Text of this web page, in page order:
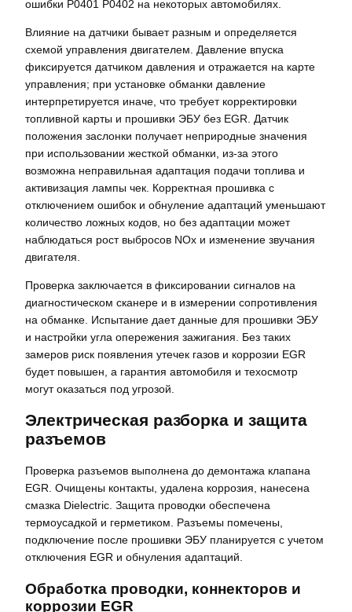
ошибки P0401 P0402 на некоторых автомобилях.
Влияние на датчики бывает разным и определяется
схемой управления двигателем. Давление впуска
фиксируется датчиком давления и отражается на карте
управления; при установке обманки давление
интерпретируется иначе, что требует корректировки
топливной карты и прошивки ЭБУ без EGR. Датчик
положения заслонки получает неприродные значения
при использовании жесткой обманки, из‑за этого
возможна неправильная адаптация подачи топлива и
активизация лампы чек. Корректная прошивка с
отключением ошибок и обнуление адаптаций уменьшают
количество ложных кодов, но без адаптации может
наблюдаться рост выбросов NOx и изменение звучания
двигателя.
Проверка заключается в фиксировании сигналов на
диагностическом сканере и в измерении сопротивления
на обманке. Испытание дает данные для прошивки ЭБУ
и настройки угла опережения зажигания. Без таких
замеров риск появления утечек газов и коррозии EGR
будет повышен, а гарантия автомобиля и техосмотр
могут оказаться под угрозой.
Электрическая разборка и защита
разъемов
Проверка разъемов выполнена до демонтажа клапана
EGR. Очищены контакты, удалена коррозия, нанесена
смазка Dielectric. Защита проводки обеспечена
термоусадкой и герметиком. Разъемы помечены,
подключение после прошивки ЭБУ планируется с учетом
отключения EGR и обнуления адаптаций.
Обработка проводки, коннекторов и
коррозии EGR